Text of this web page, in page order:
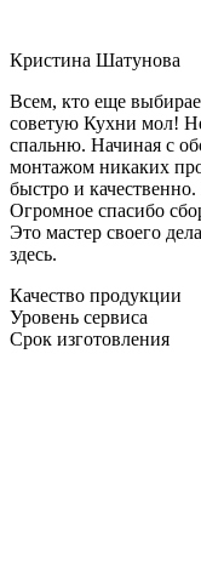
Кристина Шатунова
Всем, кто еще
советую Кухни мол!
спальню. Начиная с
монтажом никаких
быстро и
Огромное спасибо
Это мастер своего
здесь.
Качество продукции
Уровень сервиса
Срок изготовления